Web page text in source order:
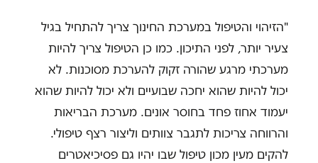
"הזיהוי והטיפול במערכת החינוך צריך להתחיל בגיל
צעיר יותר, לפני התיכון. כמו כן הטיפול צריך להיות
מערכתי מרגע שהורה זקוק להערכת מסוכנות. לא
יכול להיות שהוא יחכה שבועיים ולא יכול להיות שהוא
יעמוד אחוז פחד בחוסר אונים. מערכת הבריאות
והרווחה צריכות לתגבר צוותים וליצור רצף טיפולי.
להקים מעין מכון טיפול שבו יהיו גם פסיכיאטרים